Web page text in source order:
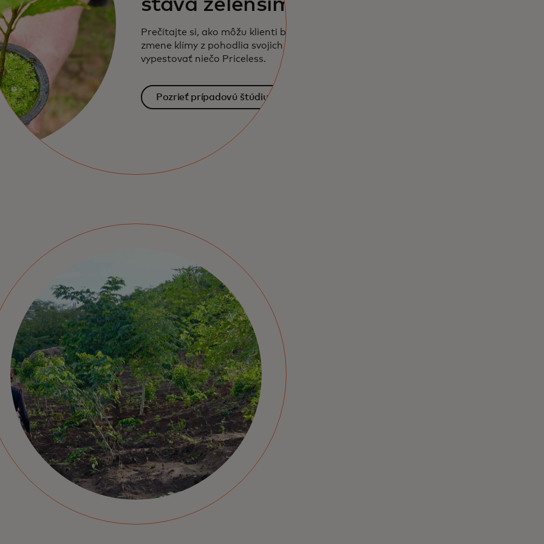
stáva zelenším
Prečítajte si, ako môžu klienti bojovať proti
zmene klímy z pohodlia svojich domovov a
vypestovať niečo Priceless.
Pozrieť prípadovú štúdiu